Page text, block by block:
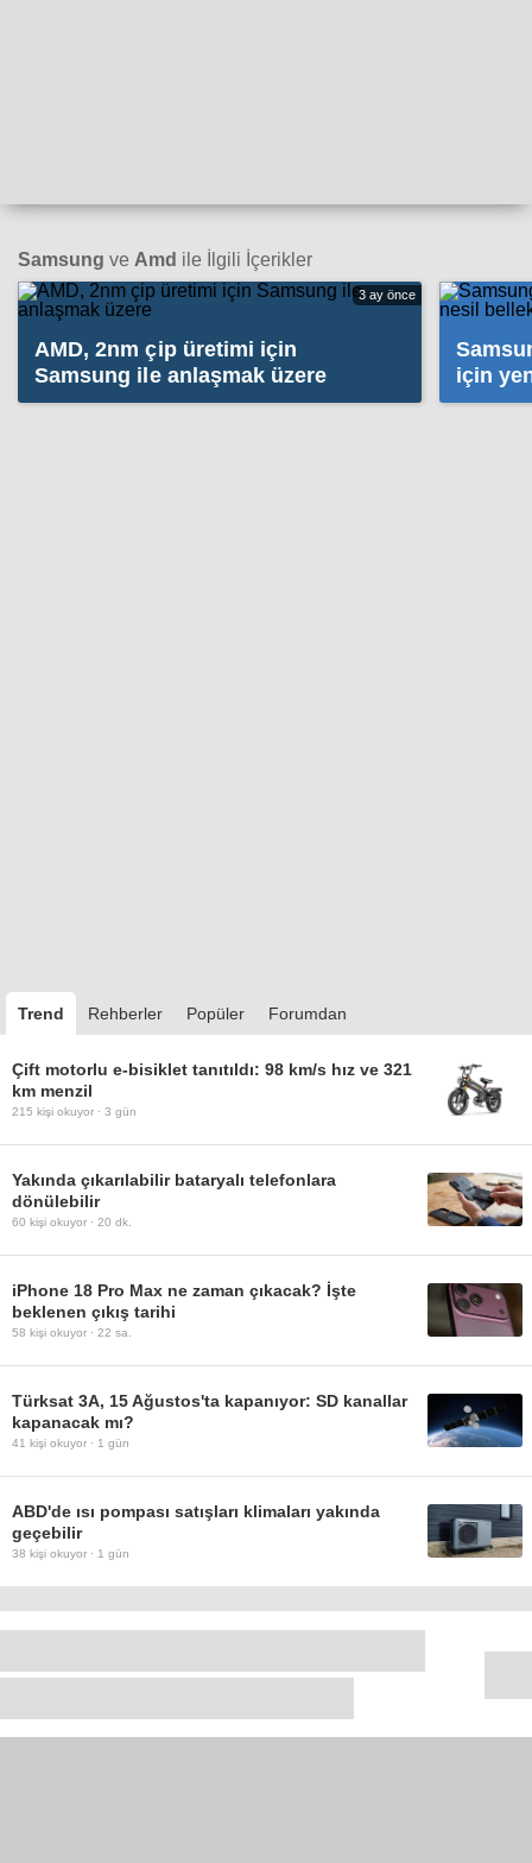
Samsung ve Amd ile İlgili İçerikler
3 ay önce
AMD, 2nm çip üretimi için
Samsung ile anlaşmak üzere
için
Trend Rehberler Popüler Forumdan
Çift motorlu e-bisiklet tanıtıldı: 98 km/s hız ve 321
km menzil
215 kişi okuyor · 3 gün
Yakında çıkarılabilir bataryalı telefonlara
dönülebilir
60 kişi okuyor · 20 dk.
iPhone 18 Pro Max ne zaman çıkacak? İşte
beklenen çıkış tarihi
58 kişi okuyor · 22 sa.
Türksat 3A, 15 Ağustos'ta kapanıyor: SD kanallar
kapanacak mı?
41 kişi okuyor · 1 gün
ABD'de ısı pompası satışları klimaları yakında
geçebilir
38 kişi okuyor · 1 gün